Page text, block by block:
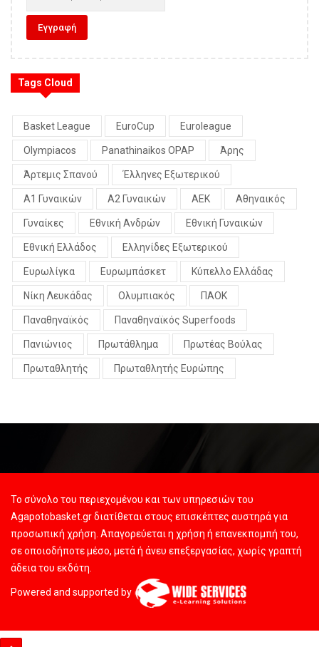
Tags Cloud
Basket League EuroCup Euroleague
Olympiacos Panathinaikos OPAP Άρης
Άρτεμις Σπανού Έλληνες Εξωτερικού
Α1 Γυναικών Α2 Γυναικών ΑΕΚ Αθηναικός
Γυναίκες Εθνική Ανδρών Εθνική Γυναικών
Εθνική Ελλάδος Ελληνίδες Εξωτερικού
Ευρωλίγκα Ευρωμπάσκετ Κύπελλο Ελλάδας
Νίκη Λευκάδας Ολυμπιακός ΠΑΟΚ
Παναθηναϊκός Παναθηναϊκός Superfoods
Πανιώνιος Πρωτάθλημα Πρωτέας Βούλας
Πρωταθλητής Πρωταθλητής Ευρώπης
Το σύνολο του περιεχομένου και των υπηρεσιών του
Agapotobasket.gr διατίθεται στους επισκέπτες αυστηρά για
προσωπική χρήση. Απαγορεύεται η χρήση ή επανεκπομπή του,
σε οποιοδήποτε μέσο, μετά ή άνευ επεξεργασίας, χωρίς γραπτή
άδεια του εκδότη.
Powered and supported by